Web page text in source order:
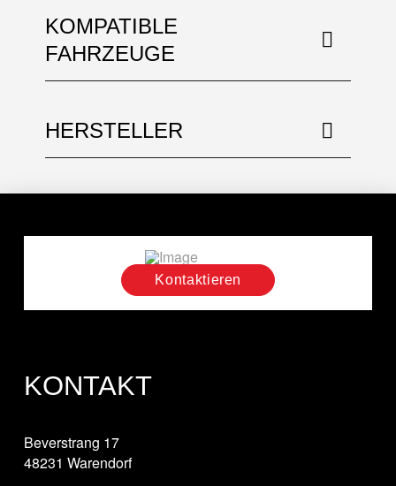
KOMPATIBLE
FAHRZEUGE
HERSTELLER
Kontaktieren
KONTAKT
Beverstrang 17
48231 Warendorf